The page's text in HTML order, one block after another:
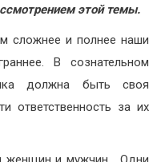
этой темы.
сложнее и полнее наши
В сознательном
должна быть своя
ответственность за их